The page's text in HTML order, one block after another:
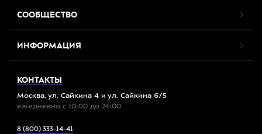
СООБЩЕСТВО
ИНФОРМАЦИЯ
КОНТАКТЫ
Москва, ул. Сайкина 4 и ул. Сайкина 6/5
ежедневно с 10:00 до 24:00
8 (800) 333-14-41